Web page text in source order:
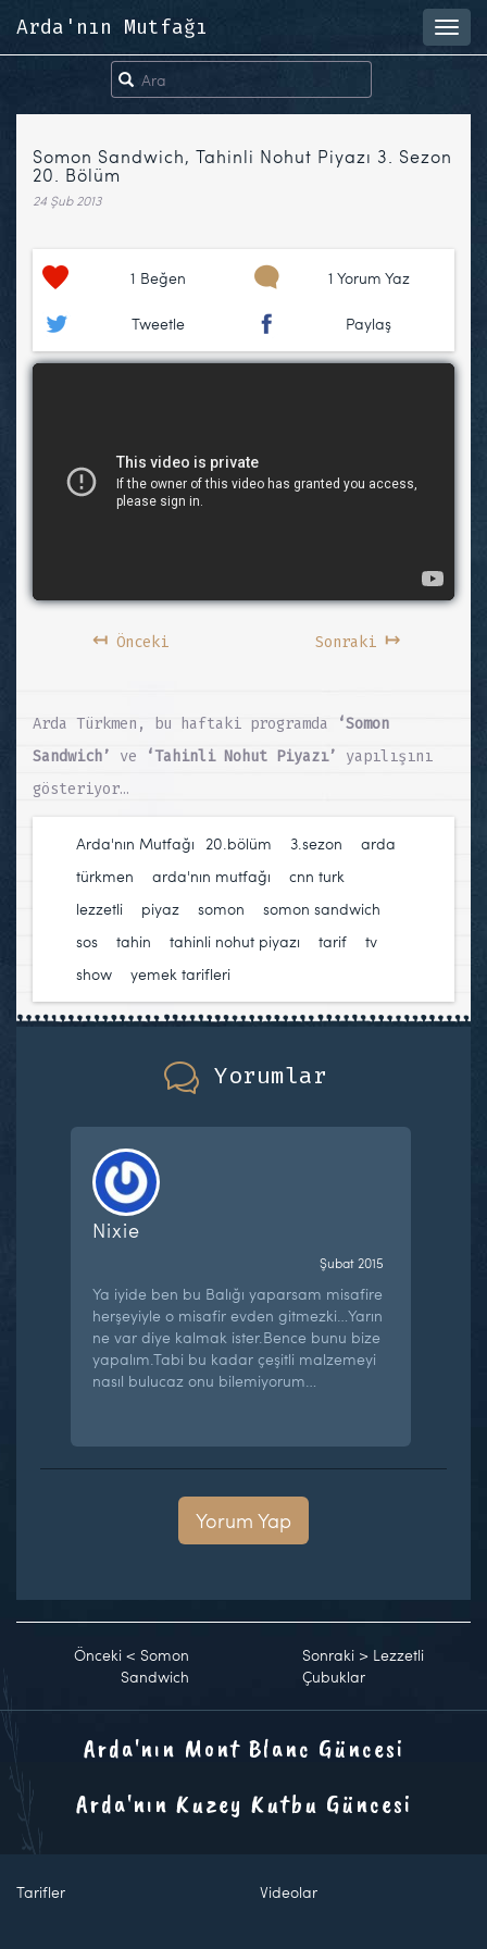
Arda'nın Mutfağı
Somon Sandwich, Tahinli Nohut Piyazı 3. Sezon
20. Bölüm
24 Şub 2013
1 Beğen 1 Yorum Yaz
Tweetle Paylaş
↤Önceki Sonraki ↦
Arda Türkmen, bu haftaki programda
‘Somon
Sandwich’
ve ‘Tahinli Nohut Piyazı’
yapılışını
gösteriyor…
Arda'nın Mutfağı 20.bölüm 3.sezon
arda
türkmen
arda'nın mutfağı cnn turk
lezzetli
piyaz somon somon sandwich
sos
tahin tahinli nohut piyazı tarif
tv
show
yemek tarifleri
Yorumlar
Nixie
Şubat 2015
Ya iyide ben bu Balığı yaparsam misafire
herşeyiyle o misafir evden gitmezki…Yarın
ne var diye kalmak ister.Bence bunu bize
yapalım.Tabi bu kadar çeşitli malzemeyi
nasıl bulucaz onu bilemiyorum…
Yorum Yap
Önceki < Somon
Sandwich
Sonraki > Lezzetli
Çubuklar
Arda'nın Mont Blanc Güncesi
Arda'nın Kuzey Kutbu Güncesi
Tarifler Videolar